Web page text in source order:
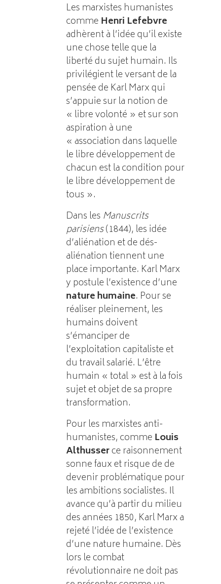
Les marxistes humanistes
comme Henri Lefebvre
adhèrent à l’idée qu’il existe
une chose telle que la
liberté du sujet humain. Ils
privilégient le versant de la
pensée de Karl Marx qui
s’appuie sur la notion de
« libre volonté » et sur son
aspiration à une
« association dans laquelle
le libre développement de
chacun est la condition pour
le libre développement de
tous ».
Dans les Manuscrits
parisiens(1844), les idée
d’aliénation et de dés-
aliénation tiennent une
place importante. Karl Marx
y postule l’existence d’une
nature humaine. Pour se
réaliser pleinement, les
humains doivent
s’émanciper de
l’exploitation capitaliste et
du travail salarié. L’être
humain « total » est à la fois
sujet et objet de sa propre
transformation.
Pour les marxistes anti-
humanistes, comme Louis
Althusserce raisonnement
sonne faux et risque de de
devenir problématique pour
les ambitions socialistes. Il
avance qu’à partir du milieu
des années 1850, Karl Marx a
rejeté l’idée de l’existence
d’une nature humaine. Dès
lors le combat
révolutionnaire ne doit pas